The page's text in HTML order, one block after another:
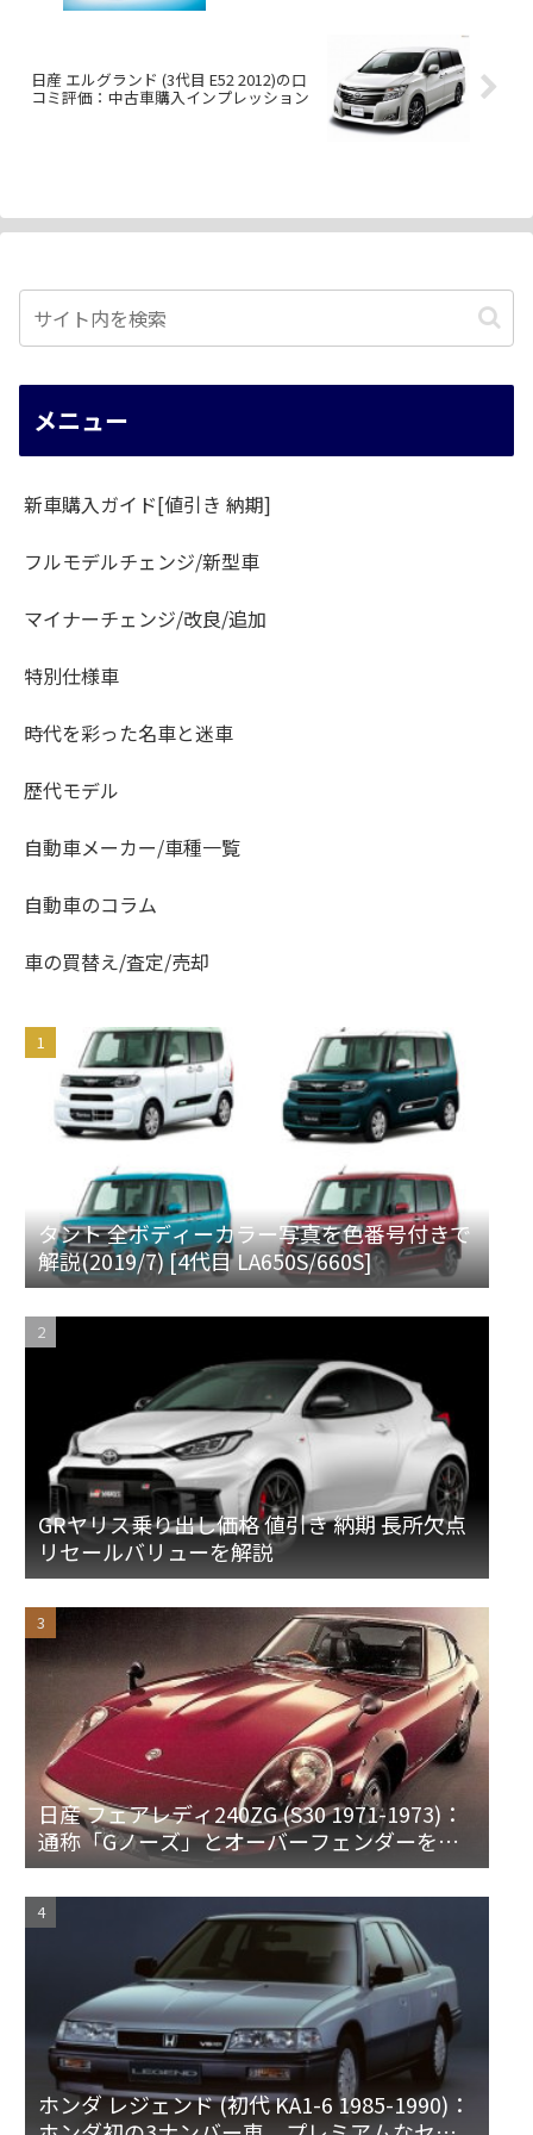
日産 エルグランド (3代目 E52 2012)の口
コミ評価：中古車購入インプレッション
メニュー
新車購入ガイド[値引き 納期]
フルモデルチェンジ/新型車
マイナーチェンジ/改良/追加
特別仕様車
時代を彩った名車と迷車
歴代モデル
自動車メーカー/車種一覧
自動車のコラム
車の買替え/査定/売却
タント 全ボディーカラー写真を色番号付きで
解説(2019/7) [4代目 LA650S/660S]
GRヤリス乗り出し価格 値引き 納期 長所欠点
リセールバリューを解説
日産 フェアレディ240ZG (S30 1971-1973)：
通称「Gノーズ」とオーバーフェンダーを装
備した特別なZ
ホンダ レジェンド (初代 KA1-6 1985-1990)：